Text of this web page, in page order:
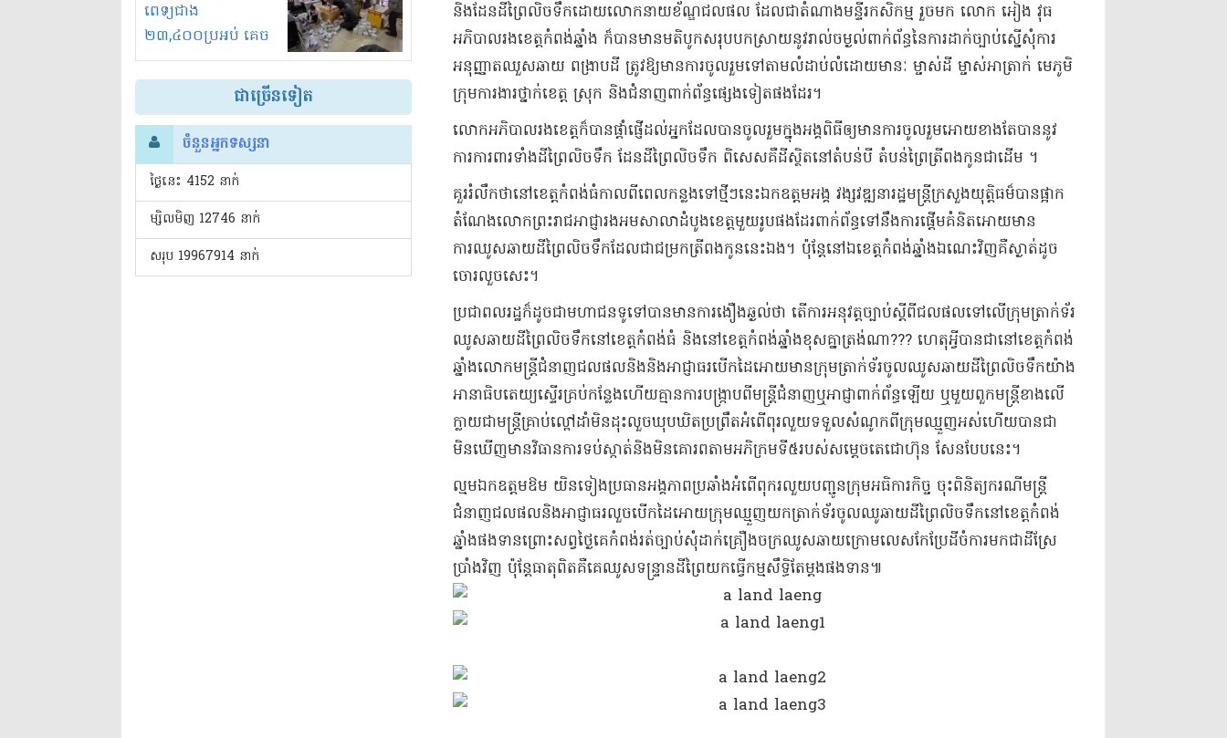
ពេទ្យជាង
២៣,៤០០ប្រអប់ គេច
ពន្ធនិងអត់ច្បាប់នាំ
ចូល!?
ជាច្រើនទៀត
ចំនួនអ្នកទស្សនា
ថ្ងៃនេះ​ 4152 នាក់
ម្សិលមិញ 12746 នាក់
សរុប 19967914 នាក់
និង​ដែនដី​ព្រៃ​លិច​ទឹក​ដោយ​លោកនាយ​ខ័​ណ្ឌ​ជលផល ដែលជា​តំណាង​មន្ទីរ​កសិកម្ម រួចមក លោក អៀង វុ​ធ
អភិបាលរង​ខេត្តកំពង់ឆ្នាំង ក៏បាន​មានមតិ​បូកសរុប​បកស្រាយ​នូវ​រាល់​ចម្ងល់​ពាក់ព័ន្ធ​នៃ​ការដាក់​ច្បាប់​ស្នើសុំ​ការ
អនុញ្ញាត​ឈួ​ស​ឆាយ ពង្រាបដី ត្រូវឱ្យ​មានការ​ចូលរួម​ទៅតាម​លំដាប់លំដោយ​មានៈ ម្ចាស់​ដី ម្ចាស់​អាត្រា​ក់ មេភូមិ
ក្រុមការងារ​ថ្នាក់​ខេត្ត ស្រុក និង​ជំនាញ​ពាក់ព័ន្ធ​ផ្សេងទៀត​ផងដែរ​។
លោក​អភិបាលរង​ខេត្ត​ក៏បាន​ផ្តាំផ្ញើ​ដល់​អ្នក​ដែល​បាន​ចូលរួម​ក្នុង​អង្គពិធី​ឲ្យ​មានការ​ចូលរួម​អោយខាងតែបាន​នូវ​
ការការពារ​ទាំង​ដីព្រៃ​លិច​ទឹក ដែនដី​ព្រៃ​លិច​ទឹក ពិសេស​គឺ​ដី​ស្ថិតនៅ​តំបន់​បី តំបន់​ព្រៃ​ត្រី​ពង​កូន​ជាដើម ។​
​គួររំលឹកថា​នៅ​ខេត្តកំពង់ធំ​កាលពីពេល​កន្លងទៅ​ថ្មីៗ​នេះ​ឯកឧត្តម​អង្គ វង្ស​វ​ឌ្ឍ​នា​រដ្ឋមន្ត្រីក្រសួង​យុ​ត្តិ​ធ​ម៏​បាន​ផ្អាក​
តំណែង​លោក​ព្រះរាជអាជ្ញារង​អម​សាលាដំបូង​ខេត្ត​មួយរូប​ផងដែរ​ពាក់ព័ន្ធ​ទៅនឹង​ការផ្ដើមគំនិត​អោយមាន​
ការឈូសឆាយដី​ព្រៃ​លិច​ទឹក​ដែលជា​ជម្រក​ត្រី​ពង​កូន​នេះឯង​។ ប៉ុន្តែ​នៅឯ​ខេត្តកំពង់ឆ្នាំង​ឯណេះ​វិញ​គឺ​ស្ងាត់​ដូច​
ចោរលួច​សេះ​។​
​ប្រជាពលរដ្ឋ​ក៏ដូចជា​មហាជន​ទូទៅ​បាន​មានការ​ងឿងឆ្ងល់​ថា តើ​ការអនុវត្ត​ច្បាប់​ស្ដីពី​ជលផល​ទៅលើ​ក្រុម​ត្រាក់ទ័រ​
ឈូសឆាយ​ដីព្រៃ​លិច​ទឹក​នៅ​ខេត្តកំពង់ធំ និង​នៅ​ខេត្តកំពង់ឆ្នាំង​ខុសគ្នា​ត្រង់ណា​??? ហេតុអ្វី​បានជា​នៅ​ខេត្តកំពង់
ឆ្នាំង​លោក​មន្ត្រី​ជំនាញ​ជលផល​និង​និង​អាជ្ញាធរ​បើកដៃ​អោយមាន​ក្រុម​ត្រាក់ទ័រ​ចូល​ឈូសឆាយ​ដីព្រៃ​លិច​ទឹក​យ៉ាង​
អានាធិបតេយ្យ​ស្ទើរ​គ្រប់កន្លែង​ហើយ​គ្មាន​ការបង្ក្រាប​ពី​មន្ត្រី​ជំនាញ​ឬ​អាជ្ញា​ពាក់ព័ន្ធ​ឡើយ ឬមួយ​ពួក​មន្ត្រី​ខាងលើ​
ក្លាយជា​មន្ត្រី​គ្រាប់​ល្ពៅ​ដាំ​មិន​ដុះ​លួច​ឃុបឃិត​ប្រ​ព្រឹ​ត​អំពើ​ពុ​រលួយ​ទទួល​សំណូក​ពី​ក្រុម​ឈ្មួញ​អស់ហើយ​បានជា​
មិនឃើញ​មាន​វិធានការ​ទប់ស្កាត់​និង​មិន​គោរព​តាម​អភិក្រម​ទី​៥​របស់​សម្ដេច​តេ​ជោ​ហ៊ុន សែន​បែបនេះ​។
ល្មម​ឯកឧត្តម​ឱម យិនទៀង​ប្រ​ធា​នអង្គភាព​ប្រឆាំង​អំពើពុករលួយ​បញ្ជូន​ក្រុមអធិការកិច្ច​ ចុះ​ពិនិត្យ​ករណី​មន្ត្រី​
ជំនាញ​ជលផល​និង​អាជ្ញាធរ​លួច​បើកដៃ​អោយ​ក្រុម​ឈ្មួញ​យក​ត្រាក់ទ័រ​ចូល​ឈូ​ឆាយដី​ព្រៃ​លិច​ទឹក​នៅ​ខេត្តកំពង់
ឆ្នាំង​ផង​ទាន​ព្រោះ​សព្វថ្ងៃ​គេ​កំពង់​រត់​ច្បាប់​សុំ​ដាក់​គ្រឿងចក្រ​ឈូសឆាយ​ក្រោមលេស​កែប្រែ​ដីចំការ​មកជា​ដីស្រែ
ប្រាំង​វិញ ប៉ុន្តែ​ធាតុពិត​គឺ​គេ​ឈូស​ទន្ទ្រាន​ដីព្រៃ​យក​ធ្វើ​កម្ម​សឹ​ទ្ធិ​តែម្ដង​ផងទាន៕